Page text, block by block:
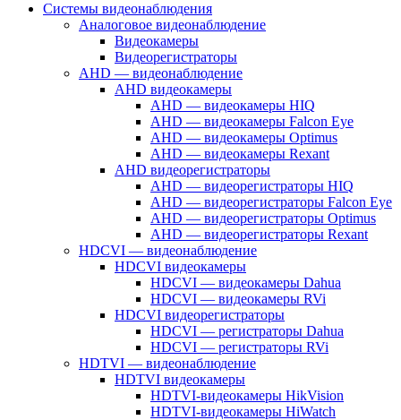
Системы видеонаблюдения
Аналоговое видеонаблюдение
Видеокамеры
Видеорегистраторы
AHD — видеонаблюдение
AHD видеокамеры
AHD — видеокамеры HIQ
AHD — видеокамеры Falcon Eye
AHD — видеокамеры Optimus
AHD — видеокамеры Rexant
AHD видеорегистраторы
AHD — видеорегистраторы HIQ
AHD — видеорегистраторы Falcon Eye
AHD — видеорегистраторы Optimus
AHD — видеорегистраторы Rexant
HDCVI — видеонаблюдение
HDCVI видеокамеры
HDCVI — видеокамеры Dahua
HDCVI — видеокамеры RVi
HDCVI видеорегистраторы
HDCVI — регистраторы Dahua
HDCVI — регистраторы RVi
HDTVI — видеонаблюдение
HDTVI видеокамеры
HDTVI-видеокамеры HikVision
HDTVI-видеокамеры HiWatch